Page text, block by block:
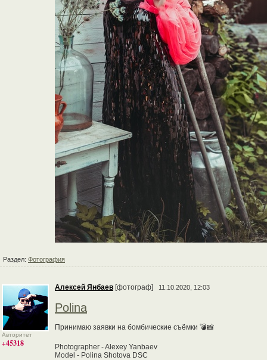
Раздел: Фотография
Авторитет
+45318
Алексей Янбаев [фотограф] 11.10.2020, 12:03
Polina
Принимаю заявки на бомбические съёмки 💣📸
Photographer - Alexey Yanbaev
Model - Polina Shotova DSC